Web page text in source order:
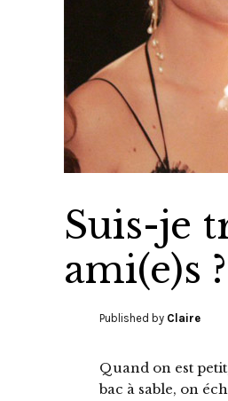
Suis-je
ami(e)s ?
Published by Claire
Quand on est
bac à sable, on